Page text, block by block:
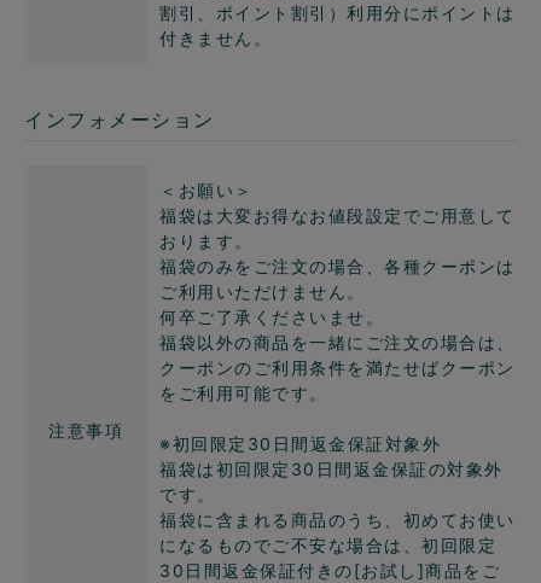
割引、ポイント割引）利用分にポイントは
付きません。
インフォメーション
注意事項
＜お願い＞
福袋は大変お得なお値段設定でご用意して
おります。
福袋のみをご注文の場合、各種クーポンは
ご利用いただけません。
何卒ご了承くださいませ。
福袋以外の商品を一緒にご注文の場合は、
クーポンのご利用条件を満たせばクーポン
をご利用可能です。
※初回限定30日間返金保証対象外
福袋は初回限定30日間返金保証の対象外
です。
福袋に含まれる商品のうち、初めてお使い
になるものでご不安な場合は、初回限定
30日間返金保証付きの[お試し]商品をご